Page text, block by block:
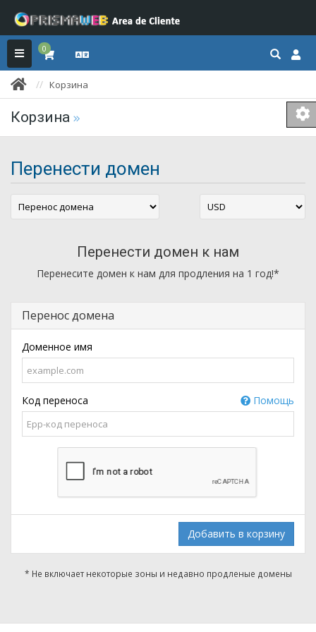
0
Корзина
Корзина
Перенести домен
Перенести домен к нам
Перенесите домен к нам для продления на 1 год!*
Перенос домена
Доменное имя
Код переноса Помощь
Добавить в корзину
* Не включает некоторые зоны и недавно продленые домены